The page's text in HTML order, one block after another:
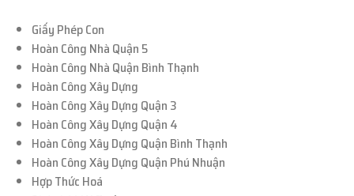
Giấy Phép Con
Hoàn Công Nhà Quận 5
Hoàn Công Nhà Quận Bình Thạnh
Hoàn Công Xây Dựng
Hoàn Công Xây Dựng Quận 3
Hoàn Công Xây Dựng Quận 4
Hoàn Công Xây Dựng Quận Bình Thạnh
Hoàn Công Xây Dựng Quận Phú Nhuận
Hợp Thức Hoá